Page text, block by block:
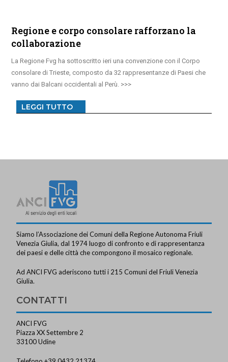
Regione e corpo consolare rafforzano la
collaborazione
La Regione Fvg ha sottoscritto ieri una convenzione con il Corpo
consolare di Trieste, composto da 32 rappresentanze di Paesi che
vanno dai Balcani occidentali al Perù.
LEGGI TUTTO
Siamo l’Associazione dei Comuni della Regione Autonoma Friuli
Venezia Giulia, dal 1974 luogo di confronto e di rappresentanza
dei paesi e delle città che compongono il mosaico regionale.
Ad ANCI FVG aderiscono tutti i 215 Comuni del Friuli Venezia
Giulia.
CONTATTI
ANCI FVG
Piazza XX Settembre 2
33100 Udine